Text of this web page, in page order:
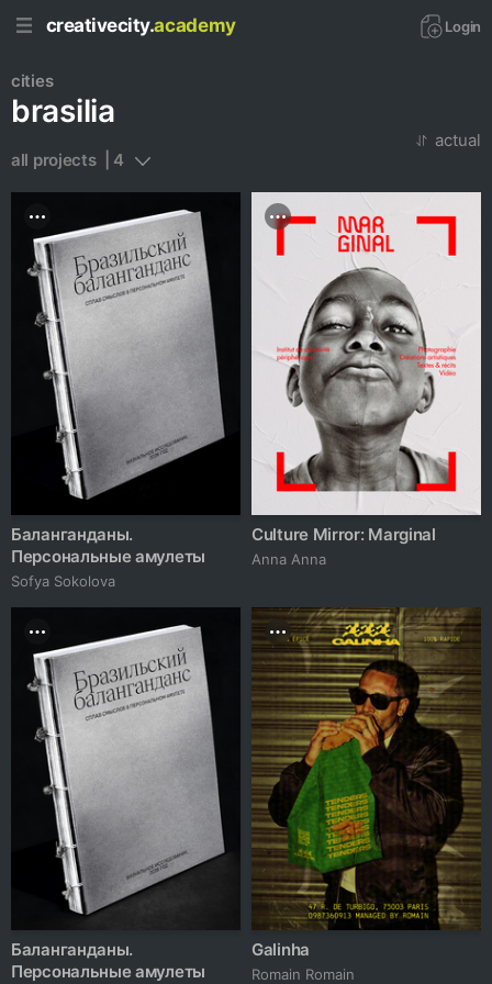
creativecity.academy Login
cities
brasilia
all projects  | 4
actual
Баланганданы.
Персональные амулеты
Sofya Sokolova
Culture Mirror: Marginal
Anna Anna
Баланганданы.
Персональные амулеты
Galinha
Romain Romain